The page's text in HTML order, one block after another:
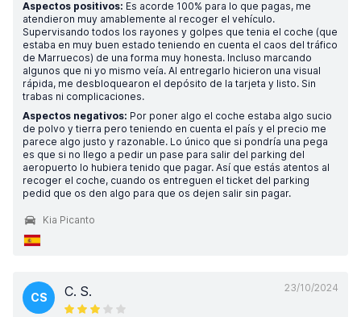
Aspectos positivos: Es acorde 100% para lo que pagas, me
atendieron muy amablemente al recoger el vehículo.
Supervisando todos los rayones y golpes que tenia el coche (que
estaba en muy buen estado teniendo en cuenta el caos del tráfico
de Marruecos) de una forma muy honesta. Incluso marcando
algunos que ni yo mismo veía. Al entregarlo hicieron una visual
rápida, me desbloquearon el depósito de la tarjeta y listo. Sin
trabas ni complicaciones.
Aspectos negativos: Por poner algo el coche estaba algo sucio
de polvo y tierra pero teniendo en cuenta el país y el precio me
parece algo justo y razonable. Lo único que si pondría una pega
es que si no llego a pedir un pase para salir del parking del
aeropuerto lo hubiera tenido que pagar. Así que estás atentos al
recoger el coche, cuando os entreguen el ticket del parking
pedid que os den algo para que os dejen salir sin pagar.
Kia Picanto
23/10/2024
CS C. S.